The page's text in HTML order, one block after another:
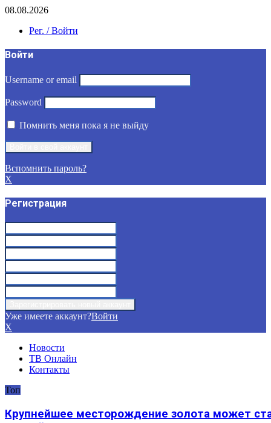
08.08.2026
Рег. / Войти
Войти
Username or email
Password
Помнить меня пока я не выйду
Вспомнить пароль?
X
Регистрация
Уже имеете аккаунт?Войти
X
Новости
ТВ Онлайн
Контакты
Топ
Крупнейшее месторождение золота может